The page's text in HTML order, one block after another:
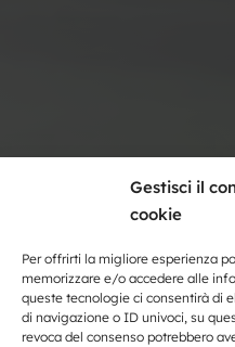
Gestisci il
cookie
Per offrirti la migliore esperienza
memorizzare e/o accedere alle
queste tecnologie ci consentirà di
di navigazione o ID univoci, su
revoca del consenso potrebbero